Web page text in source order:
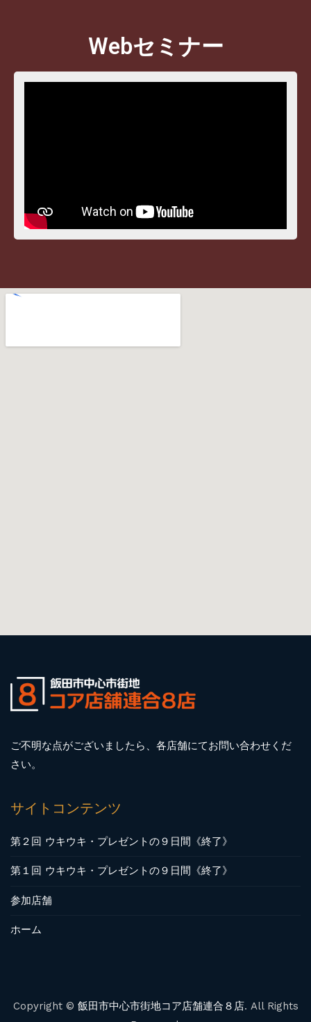
Webセミナー
ご不明な点がございましたら、各店舗にてお問い合わせくだ
さい。
サイトコンテンツ
第２回 ウキウキ・プレゼントの９日間《終了》
第１回 ウキウキ・プレゼントの９日間《終了》
参加店舗
ホーム
Copyright © 飯田市中心市街地コア店舗連合８店. All Rights